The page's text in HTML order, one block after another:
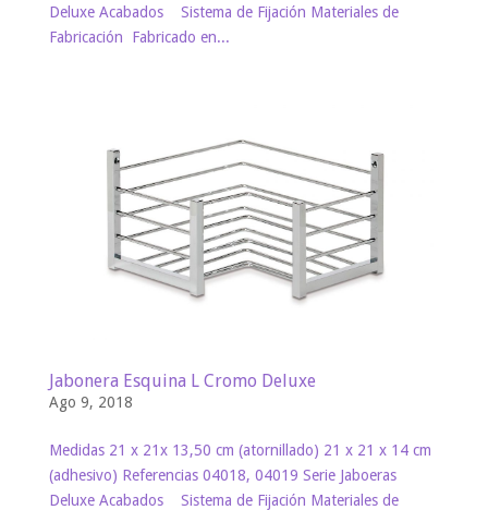
Deluxe Acabados Sistema de Fijación Materiales de
Fabricación Fabricado en...
Jabonera Esquina L Cromo Deluxe
Ago 9, 2018
Medidas 21 x 21x 13,50 cm (atornillado) 21 x 21 x 14 cm
(adhesivo) Referencias 04018, 04019 Serie Jaboeras
Deluxe Acabados Sistema de Fijación Materiales de